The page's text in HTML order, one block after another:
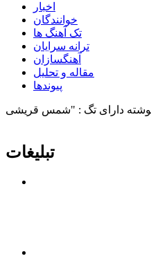
اخبار
خوانندگان
تک آهنگ ها
ترانه سرایان
آهنگسازان
مقاله و تحلیل
پیوندها
تبلیغات